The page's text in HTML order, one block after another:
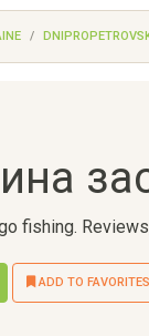
fishing.
ADD TO FAVORITES